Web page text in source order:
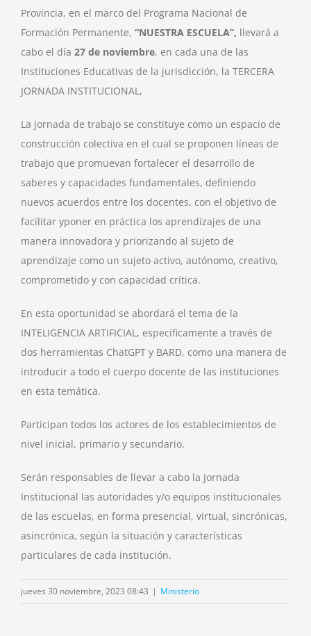
Provincia, en el marco del Programa Nacional de
Formación Permanente, “NUESTRA ESCUELA”, llevará a
cabo el día 27 de noviembre, en cada una de las
Instituciones Educativas de la jurisdicción, la TERCERA
JORNADA INSTITUCIONAL,
La jornada de trabajo se constituye como un espacio de
construcción colectiva en el cual se proponen líneas de
trabajo que promuevan fortalecer el desarrollo de
saberes y capacidades fundamentales, definiendo
nuevos acuerdos entre los docentes, con el objetivo de
facilitar yponer en práctica los aprendizajes de una
manera innovadora y priorizando al sujeto de
aprendizaje como un sujeto activo, autónomo, creativo,
comprometido y con capacidad crítica.
En esta oportunidad se abordará el tema de la
INTELIGENCIA ARTIFICIAL, específicamente a través de
dos herramientas ChatGPT y BARD, como una manera de
introducir a todo el cuerpo docente de las instituciones
en esta temática.
Participan todos los actores de los establecimientos de
nivel inicial, primario y secundario.
Serán responsables de llevar a cabo la Jornada
Institucional las autoridades y/o equipos institucionales
de las escuelas, en forma presencial, virtual, sincrónicas,
asincrónica, según la situación y características
particulares de cada institución.
jueves 30 noviembre, 2023 08:43 | Ministerio